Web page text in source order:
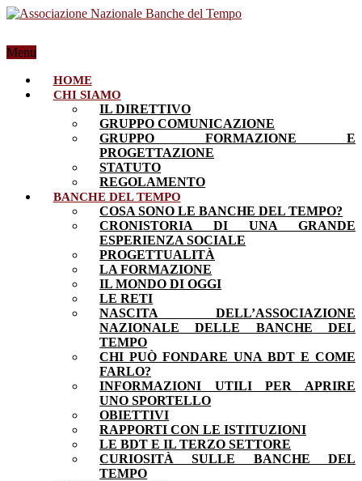
Menu
HOME
CHI SIAMO
IL DIRETTIVO
GRUPPO COMUNICAZIONE
GRUPPO FORMAZIONE E
PROGETTAZIONE
STATUTO
REGOLAMENTO
BANCHE DEL TEMPO
COSA SONO LE BANCHE DEL TEMPO?
CRONISTORIA DI UNA GRANDE
ESPERIENZA SOCIALE
PROGETTUALITÀ
LA FORMAZIONE
IL MONDO DI OGGI
LE RETI
NASCITA DELL’ASSOCIAZIONE
NAZIONALE DELLE BANCHE DEL
TEMPO
CHI PUÒ FONDARE UNA BDT E COME
FARLO?
INFORMAZIONI UTILI PER APRIRE
UNO SPORTELLO
OBIETTIVI
RAPPORTI CON LE ISTITUZIONI
LE BDT E IL TERZO SETTORE
CURIOSITÀ SULLE BANCHE DEL
TEMPO